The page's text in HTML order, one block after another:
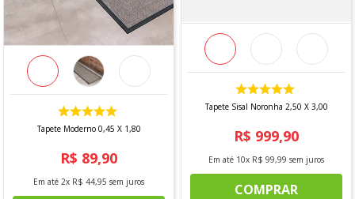
- Largura: 0,60
- Comprimento: 1,80
Contém
- 1 unidade
*imagens meramente ilustrativas
Tapete Moderno 0,45 X 1,80
R$ 89,90
Em até 2x R$ 44,95 sem juros
Tapete Sisal Noronha 2,50 X 3,00
R$ 999,90
Em até 10x R$ 99,99 sem juros
COMPRAR